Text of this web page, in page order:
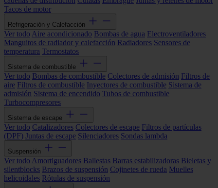
Tacos de motor
Refrigeración y Calefacción
Ver todo Aire acondicionado Bombas de agua Electroventiladores
Manguitos de radiador y calefacción Radiadores Sensores de
temperatura Termostatos
Sistema de combustible
Ver todo Bombas de combustible Colectores de admisión Filtros de
aire Filtros de combustible Inyectores de combustible Sistema de
admisión Sistema de encendido Tubos de combustible
Turbocompresores
Sistema de escape
Ver todo Catalizadores Colectores de escape Filtros de partículas
(DPF) Juntas de escape Silenciadores Sondas lambda
Suspensión
Ver todo Amortiguadores Ballestas Barras estabilizadoras Bieletas y
silentblocks Brazos de suspensión Cojinetes de rueda Muelles
helicoidales Rótulas de suspensión